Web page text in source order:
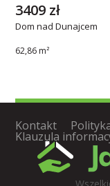
Dom nad Dunajcem
62,86 m²
3409 zł
Kontakt
Klauzula